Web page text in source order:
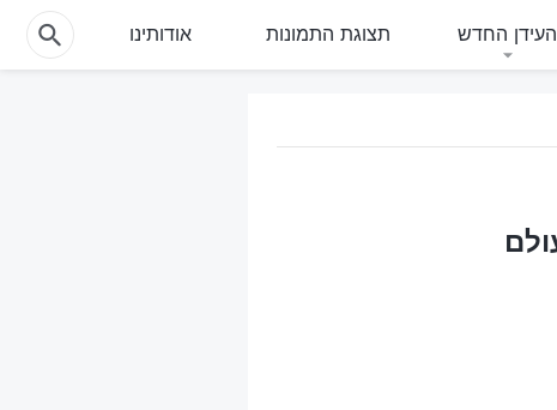
העידן החדש תצוגת התמונות אודותינו